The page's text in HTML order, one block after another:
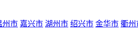
州市 嘉兴市 湖州市 绍兴市 金华市 衢州